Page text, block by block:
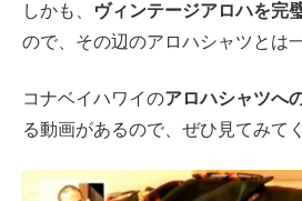
しかも、 ヴィンテージアロハを完
ので、その辺のアロハシャツとは
コナベイハワイのアロハシャツへ
る動画があるので、ぜひ見てみて